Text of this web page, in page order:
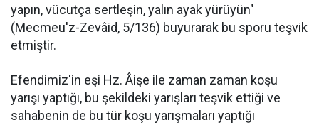
yapın, vücutça sertleşin, yalın ayak yürüyün"
(Mecmeu'z-Zevâid, 5/136) buyurarak bu sporu teşvik
etmiştir.
Efendimiz'in eşi Hz. Âişe ile zaman zaman koşu
yarışı yaptığı, bu şekildeki yarışları teşvik ettiği ve
sahabenin de bu tür koşu yarışmaları yaptığı